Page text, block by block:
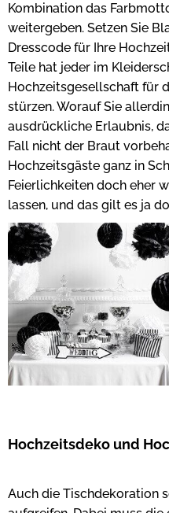
Kombination das
weitergeben. Setzen Sie
Dresscode für Ihre
Teile hat jeder im
Hochzeitsgesellschaft für
stürzen. Worauf Sie
ausdrückliche Erlaubnis,
Fall nicht der Braut
Hochzeitsgäste ganz in
Feierlichkeiten doch eher
lassen, und das gilt es ja
Hochzeitsdeko und
Auch die Tischdekoration